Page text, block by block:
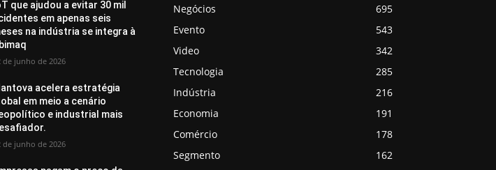
que ajudou a evitar 30 mil
em apenas seis
na indústria se integra à
de junho de 2026
acelera estratégia
em meio a cenário
e industrial mais
de junho de 2026
Negócios
695
Evento
543
Video
342
Tecnologia
285
Indústria
216
Economia
191
Comércio
178
Segmento
162